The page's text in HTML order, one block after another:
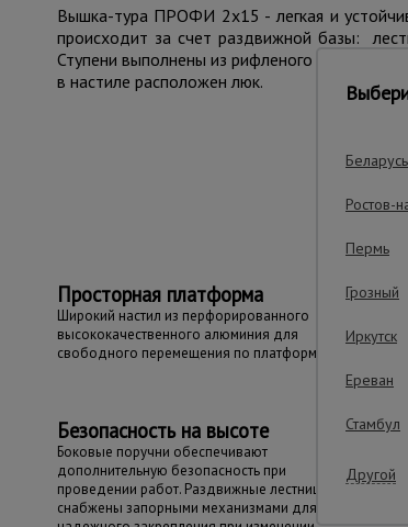
Вышка-тура ПРОФИ 2x15 - легкая и
происходит за счет раздвижной базы:
Ступени выполнены из рифленого профиля и
в настиле расположен люк.
Просторная платформа
Широкий настил из перфорированного
высококачественного алюминия для
свободного перемещения по платформе.
Безопасность на высоте
Боковые поручни обеспечивают
дополнительную безопасность при
проведении работ. Раздвижные лестницы
снабжены запорными механизмами для
Беларусь
Ростов-
Пермь
Грозный
Иркутск
Ереван
Стамбул
Другой